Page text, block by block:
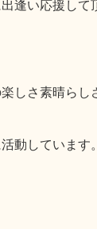
逢い応援して
しさ素晴らし
動しています。